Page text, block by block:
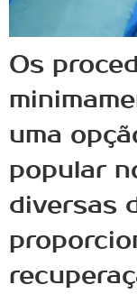
Os
uma
popular
diversas